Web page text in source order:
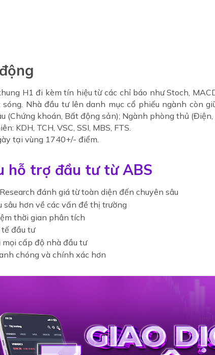
H1 đi kèm tín hiệu từ các chỉ báo như Stoch,
Nhà đầu tư lên danh mục cổ phiếu ngành còn
(Chứng khoán, Bất động sản); Ngành phòng thủ (Điện,
KDH, TCH, VSC, SSI, MBS, FTS.
tại vùng 1740+/- điểm.
hỗ trợ đầu tư từ ABS
đánh giá từ toàn diện đến chuyên sâu
sâu hơn về các vấn đề thị trường
thời gian phân tích
tế đầu tư
cấp độ nhà đầu tư
chóng và chính xác hơn